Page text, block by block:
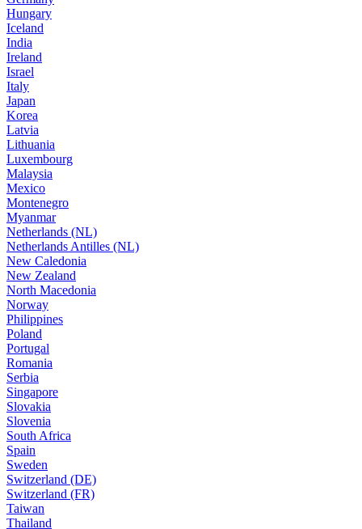
Hungary
Iceland
India
Ireland
Israel
Italy
Japan
Korea
Latvia
Lithuania
Luxembourg
Malaysia
Mexico
Montenegro
Myanmar
Netherlands (NL)
Netherlands Antilles (NL)
New Caledonia
New Zealand
North Macedonia
Norway
Philippines
Poland
Portugal
Romania
Serbia
Singapore
Slovakia
Slovenia
South Africa
Spain
Sweden
Switzerland (DE)
Switzerland (FR)
Taiwan
Thailand